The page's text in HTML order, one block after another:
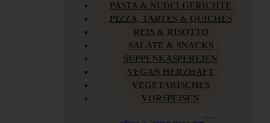
PASTA & NUDELGERICHTE
PIZZA, TARTES & QUICHES
REIS & RISOTTO
SALATE & SNACKS
SUPPENKASPEREIEN
VEGAN HERZHAFT
VEGETARISCHES
VORSPEISEN